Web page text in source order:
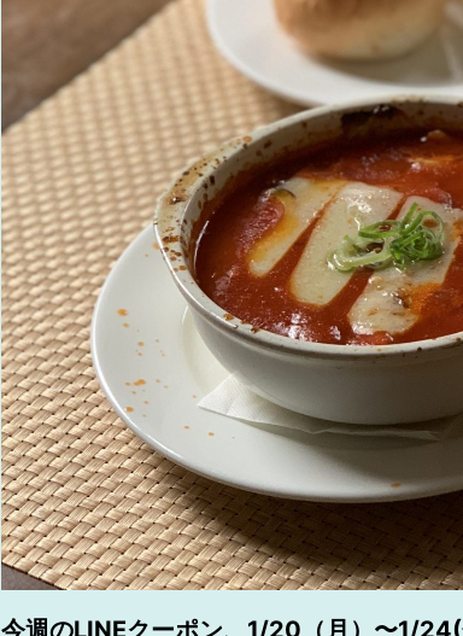
今週のLINEクーポン、1/20（月）〜1/24(